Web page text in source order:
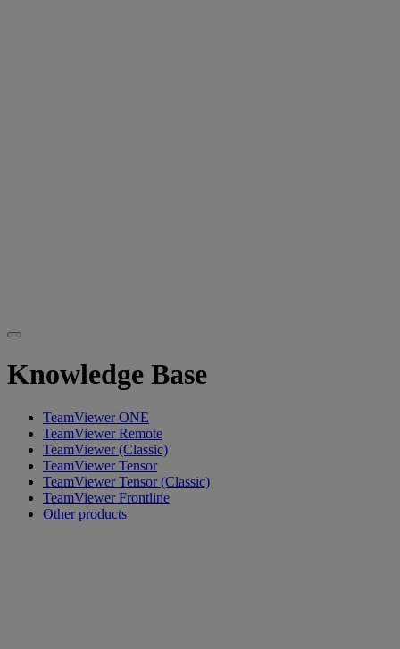
Knowledge Base
TeamViewer ONE
TeamViewer Remote
TeamViewer (Classic)
TeamViewer Tensor
TeamViewer Tensor (Classic)
TeamViewer Frontline
Other products